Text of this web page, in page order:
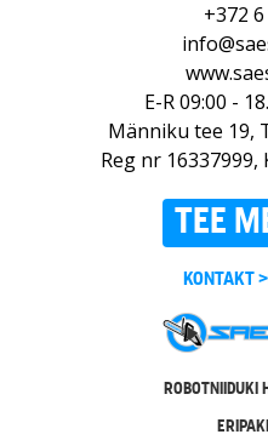
+372
E-R 09:00 -
Männiku tee 19,
Reg nr 16337999,
TEE
KONTAKT >
ROBOTNIIDUKI